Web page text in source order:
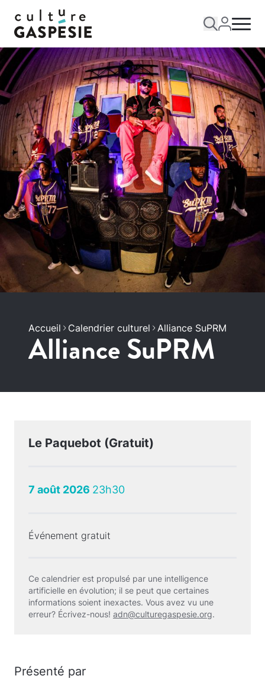
Accueil Calendrier culturel Alliance SuPRM
Alliance SuPRM
Le Paquebot (Gratuit)
7 août 2026 23h30
Événement gratuit
Ce calendrier est propulsé par une intelligence
artificielle en évolution; il se peut que certaines
informations soient inexactes. Vous avez vu une
erreur? Écrivez-nous! adn@culturegaspesie.org.
Présenté par